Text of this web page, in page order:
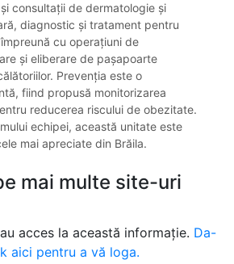
consultații de dermatologie și
diagnostic și tratament pentru
cu operațiuni de
și eliberare de pașapoarte
Prevenția este o
fiind propusă monitorizarea
reducerea riscului de obezitate.
echipei, această unitate este
mai apreciate din Brăila.
mai multe site-uri
acces la această informație. Da-
aici pentru a vă loga.